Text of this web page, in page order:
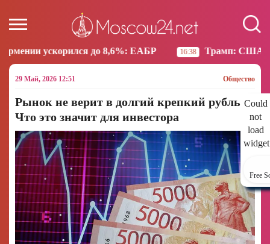
8,6%: ЕАБР 16:38 Трамп: США больше не намерены
29 Май, 2026 12:51 Общество
Could
not
load
Free
Рынок не верит в долгий крепкий рубль.
Что это значит для инвестора